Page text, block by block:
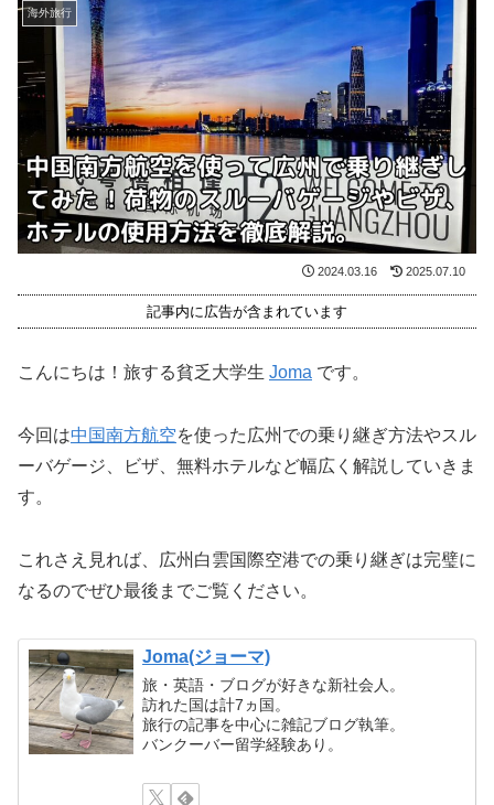
海外旅行
2024.03.16 2025.07.10
記事内に広告が含まれています
こんにちは！旅する貧乏大学生 Joma です。
今回は中国南方航空を使った広州での乗り継ぎ方法やスル
ーバゲージ、ビザ、無料ホテルなど幅広く解説していきま
す。
これさえ見れば、広州白雲国際空港での乗り継ぎは完璧に
なるのでぜひ最後までご覧ください。
Joma(ジョーマ)
旅・英語・ブログが好きな新社会人。
訪れた国は計7ヵ国。
旅行の記事を中心に雑記ブログ執筆。
バンクーバー留学経験あり。